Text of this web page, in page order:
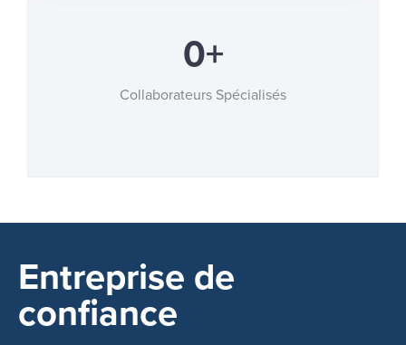
Collaborateurs Spécialisés
0+
Entreprise de
confiance